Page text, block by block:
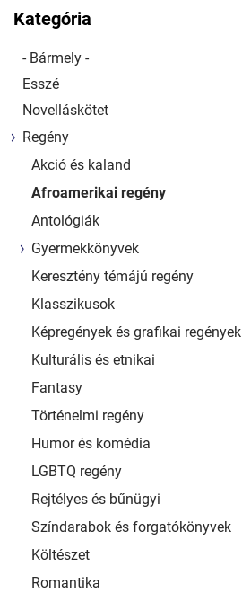
Kategória
- Bármely -
Esszé
Novelláskötet
Regény
Akció és kaland
Afroamerikai regény
Antológiák
Gyermekkönyvek
Keresztény témájú regény
Klasszikusok
Képregények és grafikai regények
Kulturális és etnikai
Fantasy
Történelmi regény
Humor és komédia
LGBTQ regény
Rejtélyes és bűnügyi
Színdarabok és forgatókönyvek
Költészet
Romantika